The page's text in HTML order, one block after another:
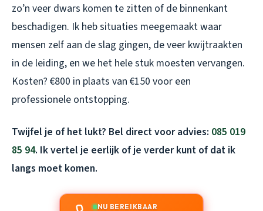
zo’n veer dwars komen te zitten of de binnenkant
beschadigen. Ik heb situaties meegemaakt waar
mensen zelf aan de slag gingen, de veer kwijtraakten
in de leiding, en we het hele stuk moesten vervangen.
Kosten? €800 in plaats van €150 voor een
professionele ontstopping.
Twijfel je of het lukt? Bel direct voor advies: 085 019
85 94. Ik vertel je eerlijk of je verder kunt of dat ik
langs moet komen.
NU BEREIKBAAR